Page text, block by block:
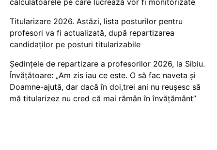
Titularizare 2026. Astăzi, lista posturilor pentru
profesori va fi actualizată, după repartizarea
candidaților pe posturi titularizabile
Ședințele de repartizare a profesorilor 2026, la Sibiu.
Învățătoare: „Am zis iau ce este. O să fac naveta și
Doamne-ajută, dar dacă în doi,trei ani nu reușesc să
mă titularizez nu cred că mai rămân în învățământ”